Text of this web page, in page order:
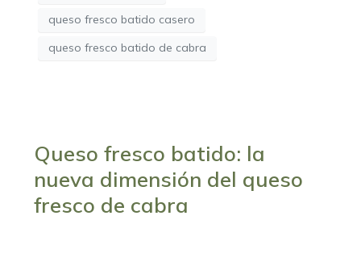
queso fresco batido casero
queso fresco batido de cabra
Queso fresco batido: la
nueva dimensión del queso
fresco de cabra